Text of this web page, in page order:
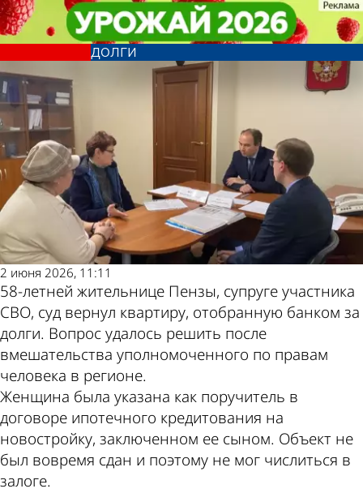
Пензячке удалось через суд
вернуть квартиру, изъятую за
долги
Из жизни
2 июня 2026, 11:11
58-летней жительнице Пензы, супруге участника
СВО, суд вернул квартиру, отобранную банком за
долги. Вопрос удалось решить после
вмешательства уполномоченного по правам
человека в регионе.
Женщина была указана как поручитель в
договоре ипотечного кредитования на
новостройку, заключенном ее сыном. Объект не
был вовремя сдан и поэтому не мог числиться в
залоге.
Пензячке удалось через суд
вернуть квартиру, изъятую за
долги
Из жизни
Другие новости
по теме
Погода и курсы
валют в Пензе